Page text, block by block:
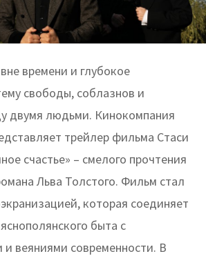
времени и глубокое
свободы, соблазнов и
двумя людьми. Кинокомпания
трейлер фильма Стаси
счастье» – смелого прочтения
Льва Толстого. Фильм стал
которая соединяет
быта с
и веяниями современности. В